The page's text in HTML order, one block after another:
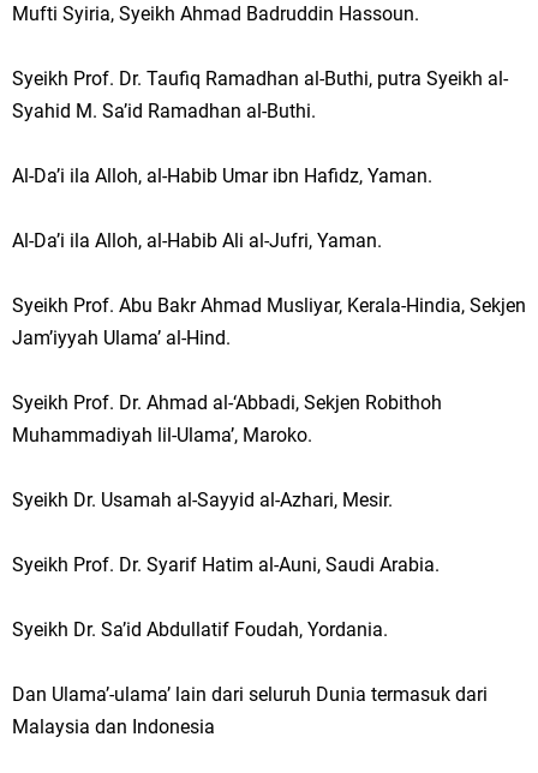
Mufti Syiria, Syeikh Ahmad Badruddin Hassoun.
Syeikh Prof. Dr. Taufiq Ramadhan al-Buthi, putra Syeikh al-
Syahid M. Sa’id Ramadhan al-Buthi.
Al-Da’i ila Alloh, al-Habib Umar ibn Hafidz, Yaman.
Al-Da’i ila Alloh, al-Habib Ali al-Jufri, Yaman.
Syeikh Prof. Abu Bakr Ahmad Musliyar, Kerala-Hindia, Sekjen
Jam’iyyah Ulama’ al-Hind.
Syeikh Prof. Dr. Ahmad al-‘Abbadi, Sekjen Robithoh
Muhammadiyah lil-Ulama’, Maroko.
Syeikh Dr. Usamah al-Sayyid al-Azhari, Mesir.
Syeikh Prof. Dr. Syarif Hatim al-Auni, Saudi Arabia.
Syeikh Dr. Sa’id Abdullatif Foudah, Yordania.
Dan Ulama’-ulama’ lain dari seluruh Dunia termasuk dari
Malaysia dan Indonesia